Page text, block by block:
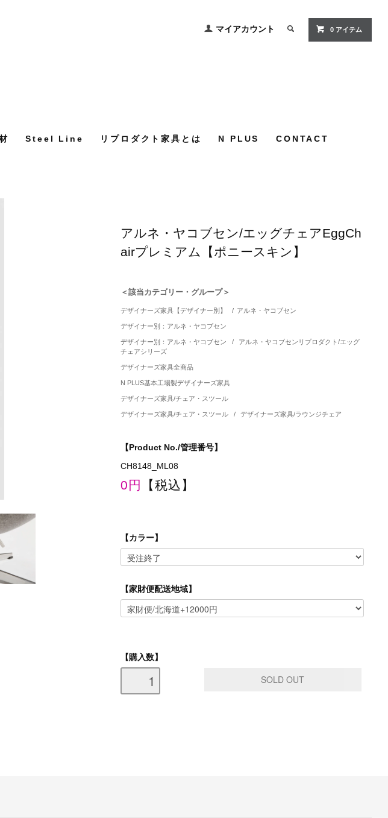
マイアカウント 0 アイテム
Steel Line リプロダクト家具とは N PLUS CONTACT
アルネ・ヤコブセン/エッグチェアEggCh
airプレミアム【ポニースキン】
＜該当カテゴリー・グループ＞
デザイナーズ家具【デザイナー別】 / アルネ・ヤコブセン
デザイナー別：アルネ・ヤコブセン
デザイナー別：アルネ・ヤコブセン /
アルネ・ヤコブセンリプロダクト/エッグ
チェアシリーズ
デザイナーズ家具全商品
N PLUS基本工場製デザイナーズ家具
デザイナーズ家具/チェア・スツール
デザイナーズ家具/チェア・スツール / デザイナーズ家具/ラウンジチェア
【Product No./管理番号】
CH8148_ML08
0円 【税込】
【カラー】
【家財便配送地域】
【購入数】